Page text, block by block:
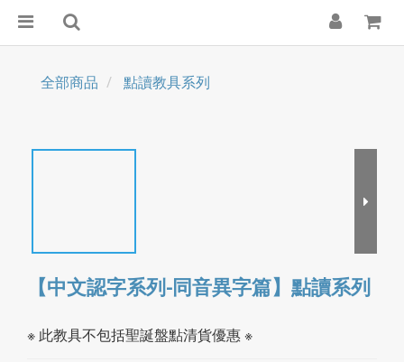
全部商品 點讀教具系列
【中文認字系列-同音異字篇】點讀系列
※ 此教具不包括聖誕盤點清貨優惠 ※